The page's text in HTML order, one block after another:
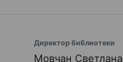
Директор библиотеки
Мовчан Светлана